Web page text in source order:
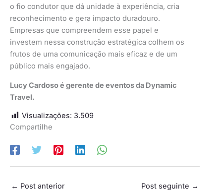
o fio condutor que dá unidade à experiência, cria
reconhecimento e gera impacto duradouro.
Empresas que compreendem esse papel e
investem nessa construção estratégica colhem os
frutos de uma comunicação mais eficaz e de um
público mais engajado.
Lucy Cardoso é gerente de eventos da Dynamic
Travel.
Visualizações: 3.509
Compartilhe
← Post anterior Post seguinte →